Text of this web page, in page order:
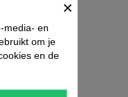
×
media- en
om je
en de